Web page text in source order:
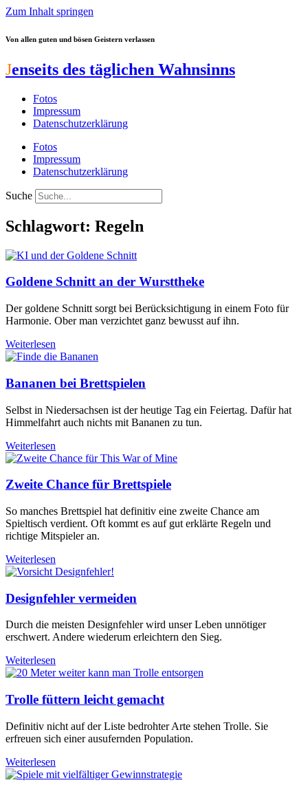
Zum Inhalt springen
Von allen guten und bösen Geistern verlassen
Jenseits des täglichen Wahnsinns
Fotos
Impressum
Datenschutzerklärung
Fotos
Impressum
Datenschutzerklärung
Suche
Schlagwort: Regeln
Goldene Schnitt an der Wursttheke
Der goldene Schnitt sorgt bei Berücksichtigung in einem Foto für
Harmonie. Ober man verzichtet ganz bewusst auf ihn.
Weiterlesen
Bananen bei Brettspielen
Selbst in Niedersachsen ist der heutige Tag ein Feiertag. Dafür hat
Himmelfahrt auch nichts mit Bananen zu tun.
Weiterlesen
Zweite Chance für Brettspiele
So manches Brettspiel hat definitiv eine zweite Chance am
Spieltisch verdient. Oft kommt es auf gut erklärte Regeln und
richtige Mitspieler an.
Weiterlesen
Designfehler vermeiden
Durch die meisten Designfehler wird unser Leben unnötiger
erschwert. Andere wiederum erleichtern den Sieg.
Weiterlesen
Trolle füttern leicht gemacht
Definitiv nicht auf der Liste bedrohter Arte stehen Trolle. Sie
erfreuen sich einer ausufernden Population.
Weiterlesen